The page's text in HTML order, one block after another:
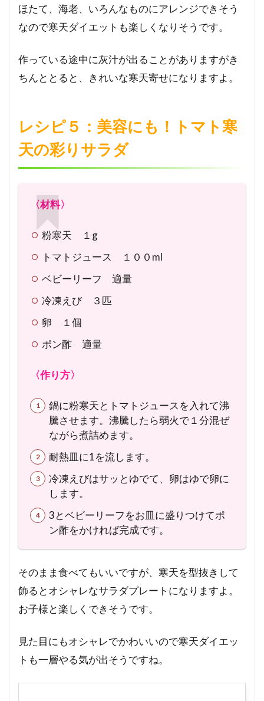
ほたて、海老、いろんなものにアレンジできそう
なので寒天ダイエットも楽しくなりそうです。
作っている途中に灰汁が出ることがありますがき
ちんととると、きれいな寒天寄せになりますよ。
レシピ５：美容にも！トマト寒
天の彩りサラダ
〈材料〉
粉寒天 １g
トマトジュース １００ml
ベビーリーフ 適量
冷凍えび ３匹
卵 １個
ポン酢 適量
〈作り方〉
鍋に粉寒天とトマトジュースを入れて沸
騰させます。沸騰したら弱火で１分混ぜ
ながら煮詰めます。
耐熱皿に1を流します。
冷凍えびはサッとゆでて、卵はゆで卵に
します。
3とベビーリーフをお皿に盛りつけてポ
ン酢をかければ完成です。
そのまま食べてもいいですが、寒天を型抜きして
飾るとオシャレなサラダプレートになりますよ。
お子様と楽しくできそうです。
見た目にもオシャレでかわいいので寒天ダイエッ
トも一層やる気が出そうですね。